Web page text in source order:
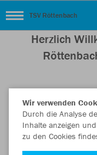
TSV Röttenbach
Herzlich
Nachhaltig
Wir verwenden
Durch die Analyse
Inhalte anzeigen
zu den Cookies